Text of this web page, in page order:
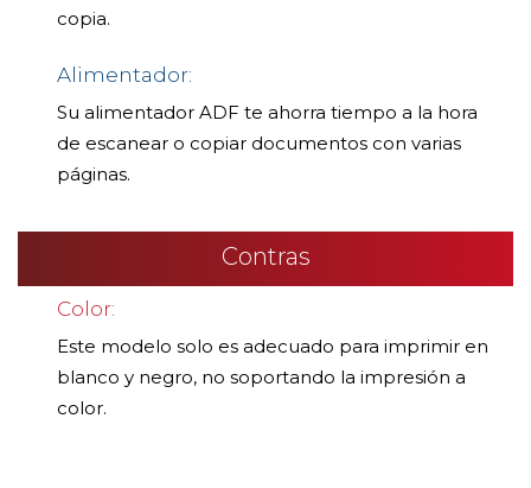
copia.
Alimentador:
Su alimentador ADF te ahorra tiempo a la hora
de escanear o copiar documentos con varias
páginas.
Contras
Color:
Este modelo solo es adecuado para imprimir en
blanco y negro, no soportando la impresión a
color.